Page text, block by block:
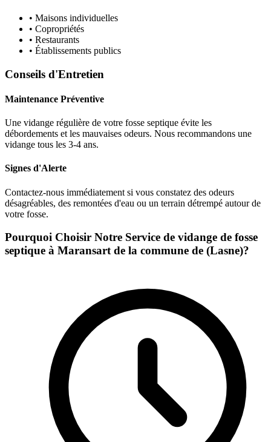
• Maisons individuelles
• Copropriétés
• Restaurants
• Établissements publics
Conseils d'Entretien
Maintenance Préventive
Une vidange régulière de votre fosse septique évite les
débordements et les mauvaises odeurs. Nous recommandons une
vidange tous les 3-4 ans.
Signes d'Alerte
Contactez-nous immédiatement si vous constatez des odeurs
désagréables, des remontées d'eau ou un terrain détrempé autour de
votre fosse.
Pourquoi Choisir Notre Service de vidange de fosse
septique à Maransart de la commune de (Lasne)?